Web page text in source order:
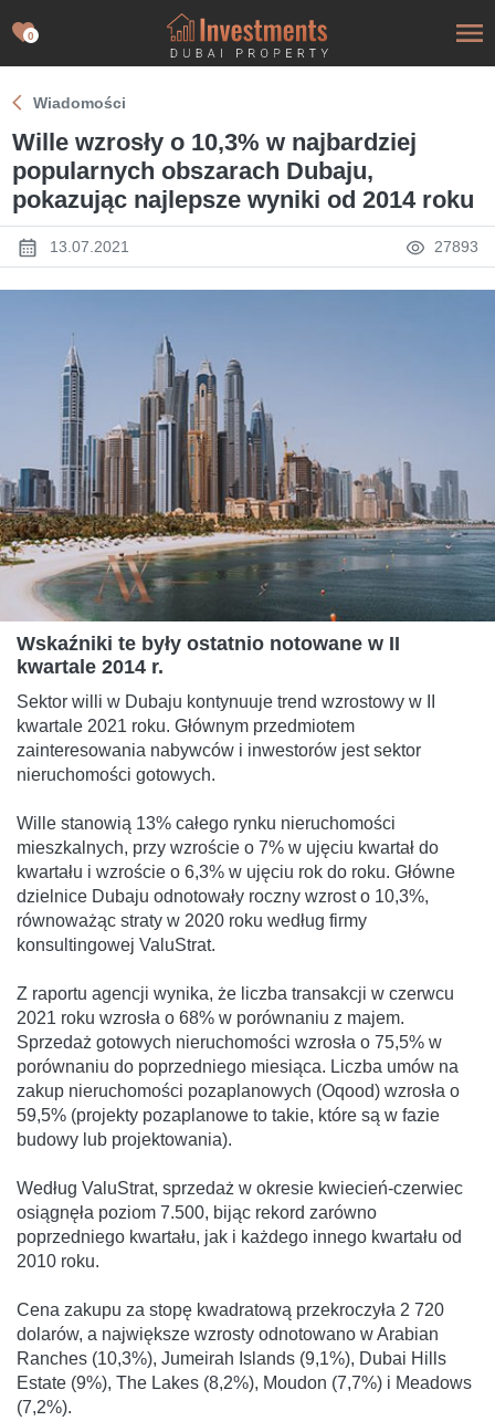
0
Wiadomości
Wille wzrosły o 10,3% w najbardziej
popularnych obszarach Dubaju,
pokazując najlepsze wyniki od 2014 roku
13.07.2021 27893
Wskaźniki te były ostatnio notowane w II
kwartale 2014 r.
Sektor willi w Dubaju kontynuuje trend wzrostowy w II
kwartale 2021 roku. Głównym przedmiotem
zainteresowania nabywców i inwestorów jest sektor
nieruchomości gotowych.
Wille stanowią 13% całego rynku nieruchomości
mieszkalnych, przy wzroście o 7% w ujęciu kwartał do
kwartału i wzroście o 6,3% w ujęciu rok do roku. Główne
dzielnice Dubaju odnotowały roczny wzrost o 10,3%,
równoważąc straty w 2020 roku według firmy
konsultingowej ValuStrat.
Z raportu agencji wynika, że liczba transakcji w czerwcu
2021 roku wzrosła o 68% w porównaniu z majem.
Sprzedaż gotowych nieruchomości wzrosła o 75,5% w
porównaniu do poprzedniego miesiąca. Liczba umów na
zakup nieruchomości pozaplanowych (Oqood) wzrosła o
59,5% (projekty pozaplanowe to takie, które są w fazie
budowy lub projektowania).
Według ValuStrat, sprzedaż w okresie kwiecień-czerwiec
osiągnęła poziom 7.500, bijąc rekord zarówno
poprzedniego kwartału, jak i każdego innego kwartału od
2010 roku.
Cena zakupu za stopę kwadratową przekroczyła 2 720
dolarów, a największe wzrosty odnotowano w Arabian
Ranches (10,3%), Jumeirah Islands (9,1%), Dubai Hills
Estate (9%), The Lakes (8,2%), Moudon (7,7%) i Meadows
(7,2%).